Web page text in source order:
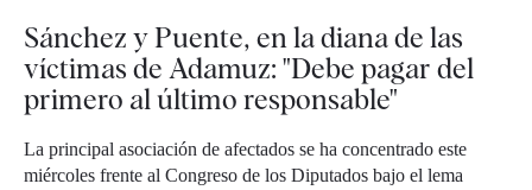
Sánchez y Puente, en la diana de las
víctimas de Adamuz: "Debe pagar del
primero al último responsable"
La principal asociación de afectados se ha concentrado este
miércoles frente al Congreso de los Diputados bajo el lema